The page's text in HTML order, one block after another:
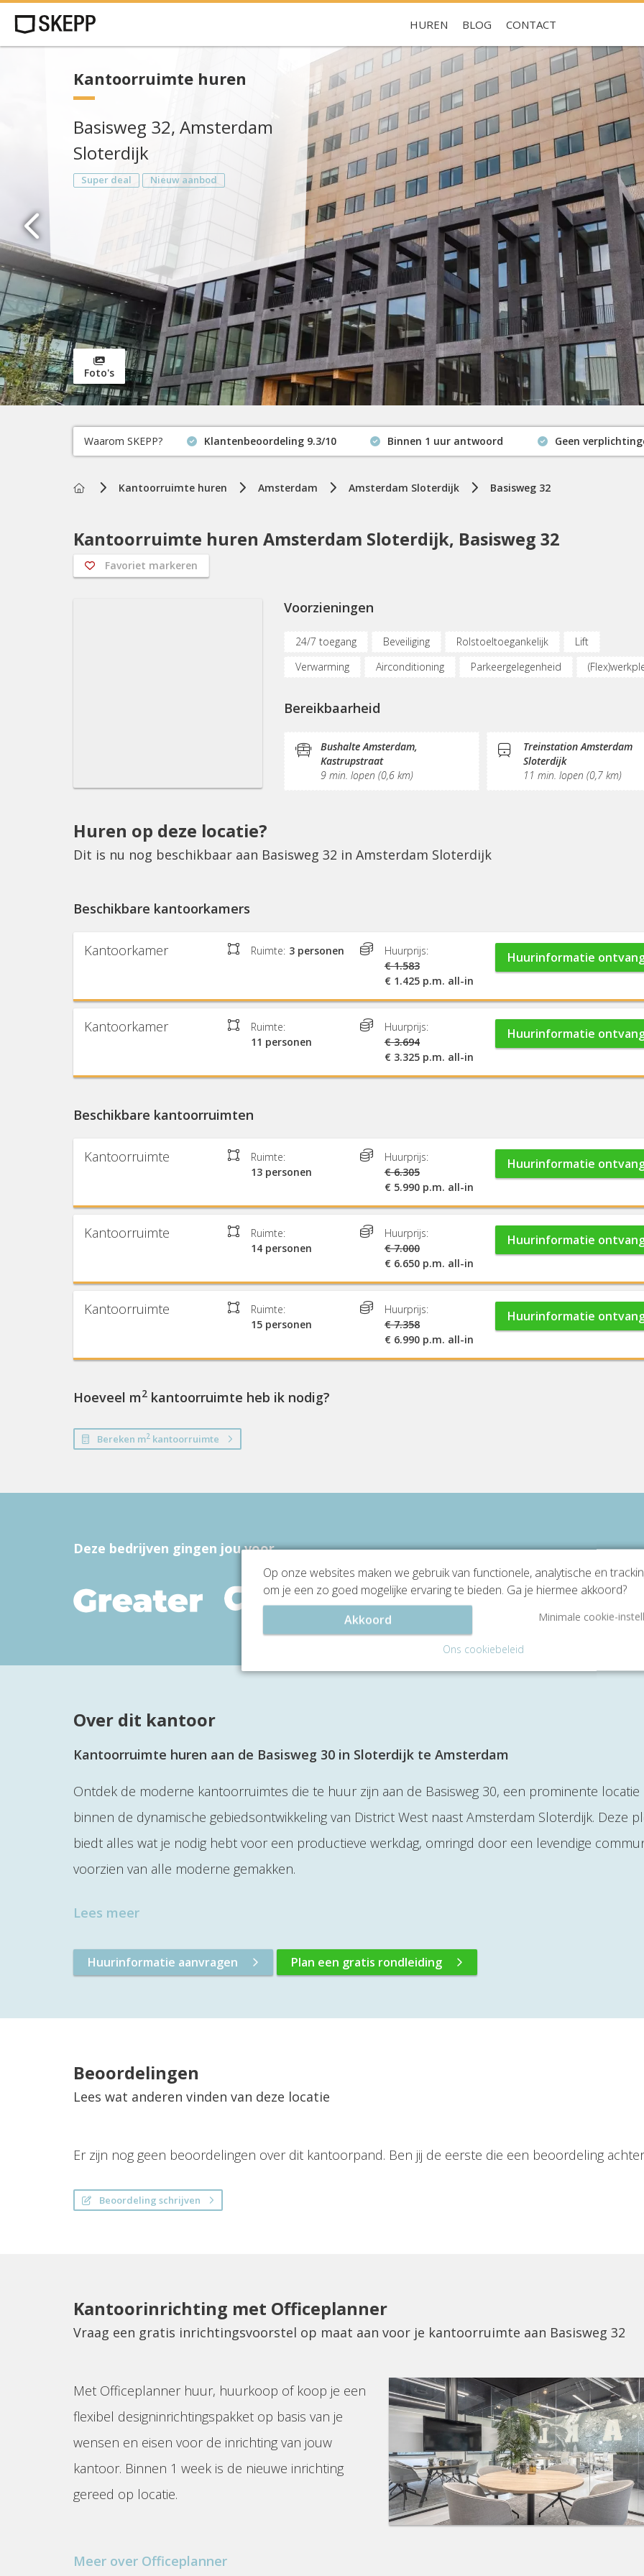
HUREN BLOG CONTACT
Je hebt nog geen favorieten
Kantoorruimte huren
Basisweg 32, Amsterdam
Sloterdijk
Super deal Nieuw aanbod
Foto's
Waarom SKEPP? Klantenbeoordeling 9.3/10 Binnen 1 uur antwoord
Geen
Home
Kantoorruimte huren Amsterdam Amsterdam Sloterdijk Basisweg 32
Kantoorruimte huren Amsterdam Sloterdijk, Basisweg 32
Favoriet markeren
Voorzieningen
24/7 toegang Beveiliging Rolstoeltoegankelijk
Lift
Verwarming
Airconditioning Parkeergelegenheid
KVK-inschrijving
Pantry
Schoonmaak
Bereikbaarheid
Bushalte Amsterdam,
Kastrupstraat
9 min. lopen (0,6 km)
Treinstation Amsterdam
Sloterdijk
11 min. lopen (0,7 km)
Huren op deze locatie?
Dit is nu nog beschikbaar aan Basisweg 32 in Amsterdam Sloterdijk
Beschikbare kantoorkamers
Kantoorkamer Ruimte: 3 personen
Huurprijs:
€ 1.583
€ 1.425 p.m. all-in
Huurinformatie
Kantoorkamer
Ruimte:
11 personen
Huurprijs:
€ 3.694
€ 3.325 p.m. all-in
Huurinformatie
Beschikbare kantoorruimten
Kantoorruimte
Ruimte:
13 personen
Huurprijs:
€ 6.305
€ 5.990 p.m. all-in
Huurinformatie
Kantoorruimte
Ruimte:
14 personen
Huurprijs:
€ 7.000
€ 6.650 p.m. all-in
Huurinformatie
Kantoorruimte
Ruimte:
15 personen
Huurprijs:
€ 7.358
€ 6.990 p.m. all-in
Huurinformatie
Hoeveel m2 kantoorruimte heb ik nodig?
Bereken m2 kantoorruimte
Deze bedrijven gingen jou voor
Over dit kantoor
Kantoorruimte huren aan de Basisweg 30 in Sloterdijk te Amsterdam
Ontdek de moderne kantoorruimtes die te huur zijn aan de Basisweg 30, een prominente locatie
binnen de dynamische gebiedsontwikkeling van District West naast Amsterdam Sloterdijk. Deze
biedt alles wat je nodig hebt voor een productieve werkdag, omringd door een levendige
voorzien van alle moderne gemakken.
Lees meer
Huurinformatie aanvragen Plan een gratis rondleiding
Beoordelingen
Lees wat anderen vinden van deze locatie
Er zijn nog geen beoordelingen over dit kantoorpand. Ben jij de eerste die een beoordeling
Beoordeling schrijven
Kantoorinrichting met Officeplanner
Vraag een gratis inrichtingsvoorstel op maat aan voor je kantoorruimte aan Basisweg 32
Met Officeplanner huur, huurkoop of koop je een
flexibel designinrichtingspakket op basis van je
wensen en eisen voor de inrichting van jouw
kantoor. Binnen 1 week is de nieuwe inrichting
gereed op locatie.
Meer over Officeplanner
Op onze websites maken we gebruik van functionele, analytische en
om je een zo goed mogelijke ervaring te bieden. Ga je hiermee akkoord?
Akkoord
Minimale cookie-
Ons cookiebeleid